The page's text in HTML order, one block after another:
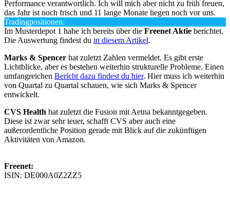
Performance verantwortlich. Ich will mich aber nicht zu früh freuen,
das Jahr ist noch frisch und 11 lange Monate liegen noch vor uns.
Tradingpositionen:
Im Musterdepot 1 habe ich bereits über die Freenet Aktie berichtet.
Die Auswertung findest du in diesem Artikel.
Marks & Spencer hat zuletzt Zahlen vermeldet. Es gibt erste
Lichtblicke, aber es bestehen weiterhin strukturelle Probleme. Einen
umfangreichen Bericht dazu findest du hier. Hier muss ich weiterhin
von Quartal zu Quartal schauen, wie sich Marks & Spencer
entwickelt.
CVS Health hat zuletzt die Fusion mit Aetna bekanntgegeben.
Diese ist zwar sehr teuer, schafft CVS aber auch eine
außerordentliche Position gerade mit Blick auf die zukünftigen
Aktivitäten von Amazon.
Freenet:
ISIN: DE000A0Z2ZZ5